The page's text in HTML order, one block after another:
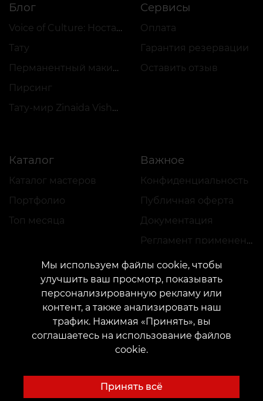
Блог
Voice of Culture: Ностальгия по 2000-м
Тату
Перманентный макияж
Пирсинг
Тату-мир Zinaida Vishenka
Сервисы
Оплата
Гарантия резервации
Оставить отзыв
Каталог
Каталог мастеров
Портфолио
Топ месяца
Важное
Конфиденциальность
Публичная оферта
Документация
Регламент применения акций
КОНТАКТЫ
Свяжитесь с нами: customers@vean-tattoo.com
marketing.veantattoo@gmail.com
Жалобы и предложения:complaints@vean-tattoo.com
Мы используем файлы cookie, чтобы
улучшить ваш просмотр, показывать
персонализированную рекламу или
контент, а также анализировать наш
трафик. Нажимая «Принять», вы
соглашаетесь на использование файлов
cookie.
Принять всё